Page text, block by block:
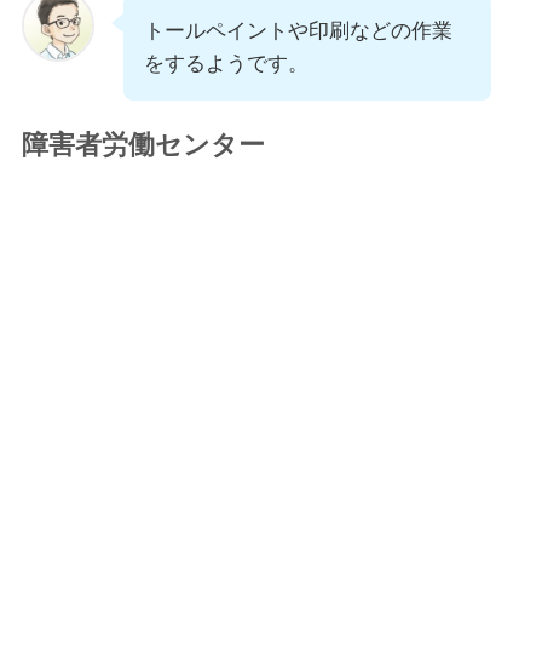
トールペイントや印刷などの作業
をするようです。
障害者労働センター